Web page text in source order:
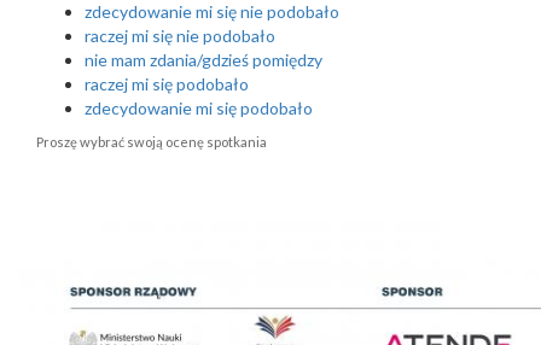
zdecydowanie mi się nie podobało
raczej mi się nie podobało
nie mam zdania/gdzieś pomiędzy
raczej mi się podobało
zdecydowanie mi się podobało
Proszę wybrać swoją ocenę spotkania